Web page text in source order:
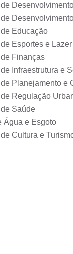
Educação
Esportes e Lazer
Finanças
Infraestrutura e
Planejamento e
Regulação
Saúde
Água e Esgoto
Cultura e